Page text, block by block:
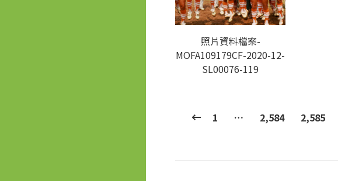
照片資料檔案-
MOFA109179CF-2020-12-
SL00076-119
1 … 2,584 2,585